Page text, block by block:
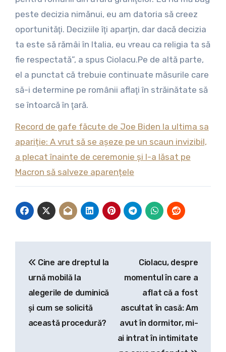
peste decizia nimănui, eu am datoria să creez
oportunităţi. Deciziile îţi aparţin, dar dacă decizia
ta este să rămâi în Italia, eu vreau ca religia ta să
fie respectată”, a spus Ciolacu.Pe de altă parte,
el a punctat că trebuie continuate măsurile care
să-i determine pe românii aflaţi în străinătate să
se întoarcă în ţară.
Record de gafe făcute de Joe Biden la ultima sa
apariție: A vrut să se așeze pe un scaun invizibil,
a plecat înainte de ceremonie și l-a lăsat pe
Macron să salveze aparențele
articole
Cine are dreptul la
urnă mobilă la
alegerile de duminică
și cum se solicită
această procedură?
Ciolacu, despre
momentul în care a
aflat că a fost
ascultat în casă: Am
avut în dormitor, mi-
ai intrat în intimitate